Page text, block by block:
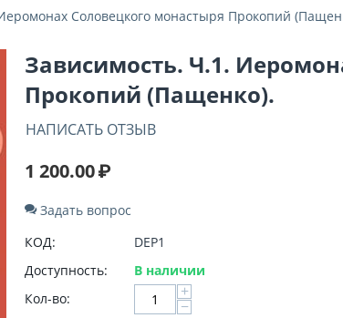
Соловецкого монастыря Прокопий
Зависимость. Ч.1.
Прокопий (Пащенко).
НАПИСАТЬ ОТЗЫВ
1 200.00₽
Задать вопрос
КОД:
DEP1
Доступность:
В наличии
Кол-во:
+
−